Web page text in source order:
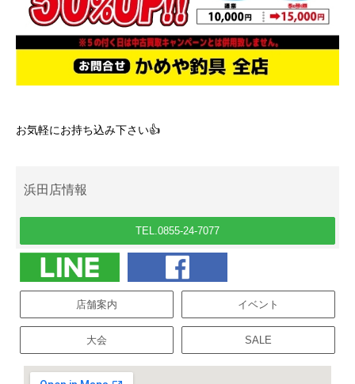
お気軽にお持ち込み下さい👍
浜田店情報
TEL.0855-24-7077
店舗案内 イベント
大会 SALE